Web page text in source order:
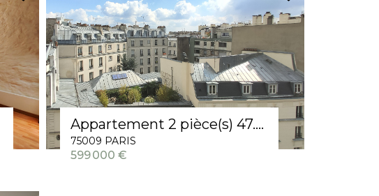
Appartement 2 pièce(s) 47.30 m2
75009 PARIS
599 000 €